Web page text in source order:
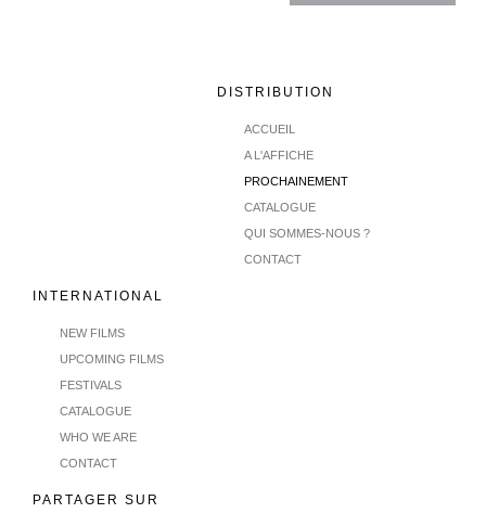
DISTRIBUTION
ACCUEIL
A L'AFFICHE
PROCHAINEMENT
CATALOGUE
QUI SOMMES-NOUS ?
CONTACT
INTERNATIONAL
NEW FILMS
UPCOMING FILMS
FESTIVALS
CATALOGUE
WHO WE ARE
CONTACT
PARTAGER SUR